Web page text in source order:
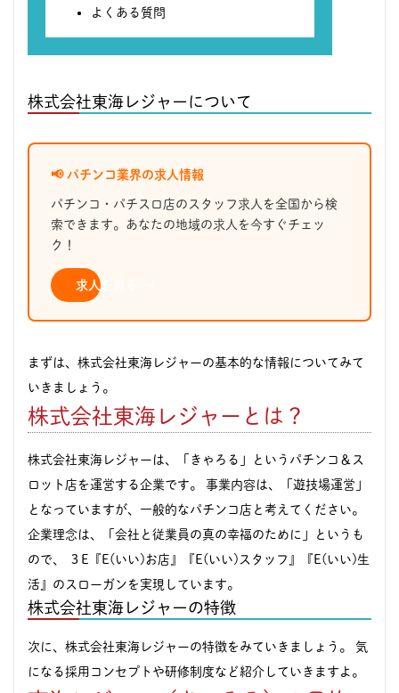
よくある質問
株式会社東海レジャーについて
📢 パチンコ業界の求人情報
パチンコ・パチスロ店のスタッフ求人を全国から検
索できます。あなたの地域の求人を今すぐチェッ
ク！
求人を見る →
まずは、株式会社東海レジャーの基本的な情報についてみて
いきましょう。
株式会社東海レジャーとは？
株式会社東海レジャーは、「きゃろる」というパチンコ＆ス
ロット店を運営する企業です。 事業内容は、「遊技場運営」
となっていますが、一般的なパチンコ店と考えてください。
企業理念は、「会社と従業員の真の幸福のために」というも
ので、 ３E『E(いい)お店』『E(いい)スタッフ』『E(いい)生
活』のスローガンを実現しています。
株式会社東海レジャーの特徴
次に、株式会社東海レジャーの特徴をみていきましょう。 気
になる採用コンセプトや研修制度など紹介していきますよ。